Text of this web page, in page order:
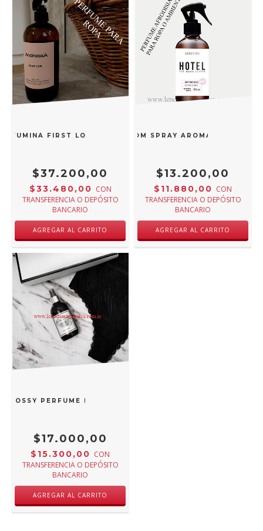
FIRST LOVE PARA LA ROPA 500 ML
$37.200,00
$33.480,00 CON
TRANSFERENCIA O DEPÓSITO
BANCARIO
FOR MAGIC LOVERS ROOM SPRAY AROMATIZANTE
$13.200,00
$11.880,00 CON
TRANSFERENCIA O DEPÓSITO
BANCARIO
COSSY PERFUME PARA ROPA
$17.000,00
$15.300,00 CON
TRANSFERENCIA O DEPÓSITO
BANCARIO